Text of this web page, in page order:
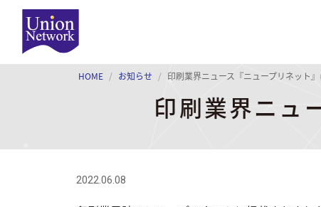
HOME お知らせ 印刷業界ニュース『ニュープリネット
印刷業界ニュ
2022.06.08